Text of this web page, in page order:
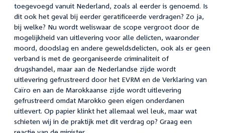
toegevoegd vanuit Nederland, zoals al eerder is genoemd. Is
dit ook het geval bij eerder geratificeerde verdragen? Zo ja,
bij welke? Nu wordt weliswaar de scope vergroot door de
mogelijkheid van uitlevering voor alle delicten, waaronder
moord, doodslag en andere geweldsdelicten, ook als er geen
verband is met de georganiseerde criminaliteit of
drugshandel, maar aan de Nederlandse zijde wordt
uitlevering gefrustreerd door het EVRM en de Verklaring van
Caïro en aan de Marokkaanse zijde wordt uitlevering
gefrustreerd omdat Marokko geen eigen onderdanen
uitlevert. Op papier klinkt het allemaal wel leuk, maar wat
schieten wij in de praktijk met dit verdrag op? Graag een